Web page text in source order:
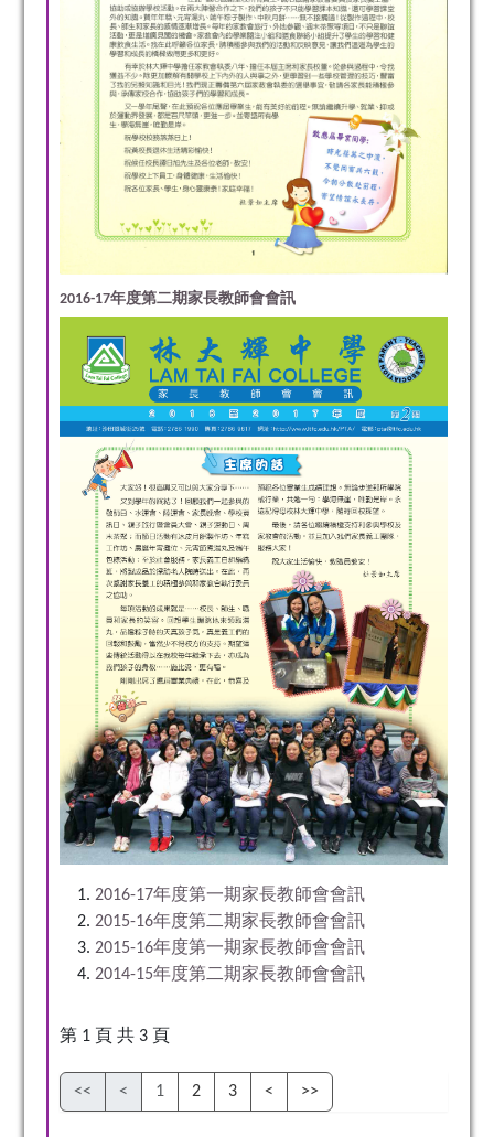
2016-17年度第二期家長教師會會訊
2016-17年度第一期家長教師會會訊
2015-16年度第二期家長教師會會訊
2015-16年度第一期家長教師會會訊
2014-15年度第二期家長教師會會訊
第 1 頁 共 3 頁
1 2 3